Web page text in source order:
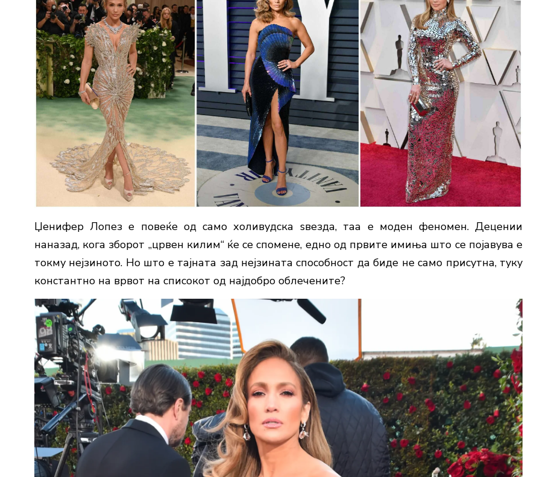
Џенифер Лопез е повеќе од само холивудска ѕвезда, таа е моден феномен. Децении
наназад, кога зборот „црвен килим“ ќе се спомене, едно од првите имиња што се појавува е
токму нејзиното. Но што е тајната зад нејзината способност да биде не само присутна, туку
константно на врвот на списокот од најдобро облечените?